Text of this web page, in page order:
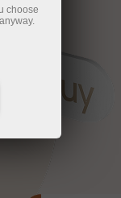
choose